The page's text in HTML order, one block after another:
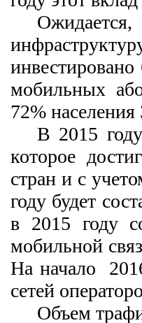
мобильных
72%
В 2015
которое
стран и с
году будет
в 2015 году
мобильной
На начало
сетей
Объем